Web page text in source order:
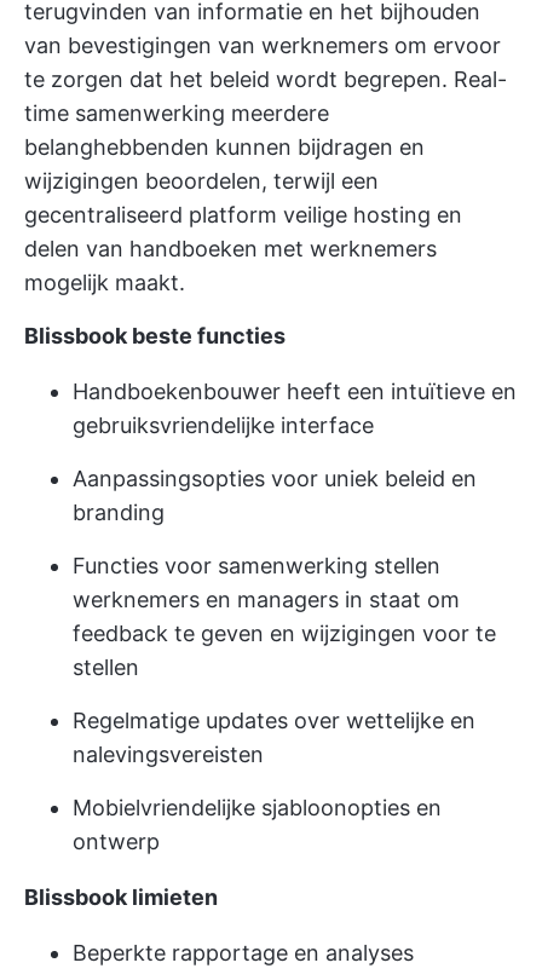
terugvinden van informatie en het bijhouden
van bevestigingen van werknemers om ervoor
te zorgen dat het beleid wordt begrepen. Real-
time samenwerking meerdere
belanghebbenden kunnen bijdragen en
wijzigingen beoordelen, terwijl een
gecentraliseerd platform veilige hosting en
delen van handboeken met werknemers
mogelijk maakt.
Blissbook beste functies
Handboekenbouwer heeft een intuïtieve en
gebruiksvriendelijke interface
Aanpassingsopties voor uniek beleid en
branding
Functies voor samenwerking stellen
werknemers en managers in staat om
feedback te geven en wijzigingen voor te
stellen
Regelmatige updates over wettelijke en
nalevingsvereisten
Mobielvriendelijke sjabloonopties en
ontwerp
Blissbook limieten
Beperkte rapportage en analyses